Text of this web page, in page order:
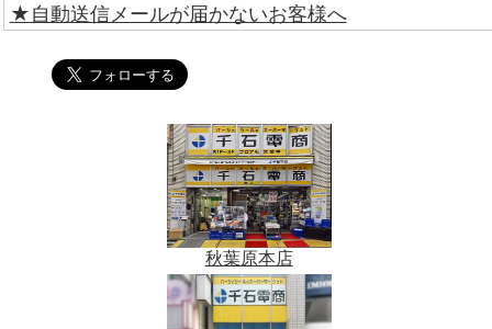
★自動送信メールが届かないお客様へ
秋葉原本店